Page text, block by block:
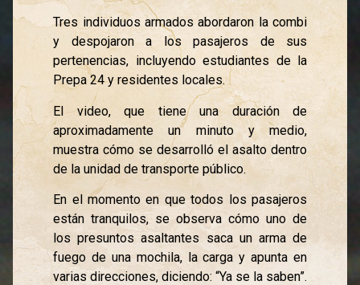
Tres individuos armados abordaron la combi
y despojaron a los pasajeros de sus
pertenencias, incluyendo estudiantes de la
Prepa 24 y residentes locales.
El video, que tiene una duración de
aproximadamente un minuto y medio,
muestra cómo se desarrolló el asalto dentro
de la unidad de transporte público.
En el momento en que todos los pasajeros
están tranquilos, se observa cómo uno de
los presuntos asaltantes saca un arma de
fuego de una mochila, la carga y apunta en
varias direcciones, diciendo: “Ya se la saben”.